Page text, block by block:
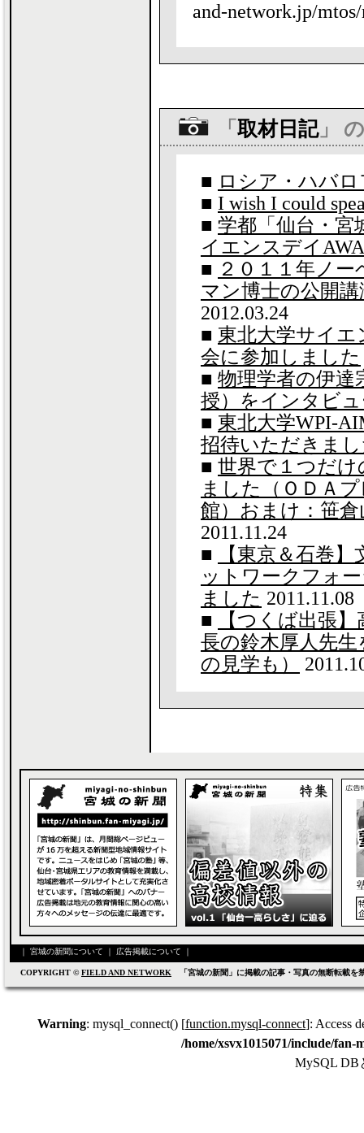
and-network.jp/
「 取材日記」
■ ロシア・ハバ
■ I wish I could
■ 学都「仙台・宮
イエンスデイ
■ ２０１１年ノ
マン博士の公開
2012.03.24
■ 東北大学サイ
会に参加しました
■ 物理学者の伊達
授）をインタビ
■ 東北大学WPI-
招待いただきま
■ 世界で１つだ
ました（ＯＤＡ
館）おまけ：笹倉
2011.11.24
■
【東京＆石巻
ットワークフォ
ました 2011.11.08
■
【つくば出張
長の鈴木厚人先
の見学も）
｜ 宮城の新聞について ｜ 広告掲載について ｜
COPYRIGHT ©FIELD AND NETWORK 「宮城の新聞」に掲載の記事・写真の無断転載
Warning: mysql_connect() [function.mysql-connect]: Access
/home/xsvx1015071/include/
MySQL DB